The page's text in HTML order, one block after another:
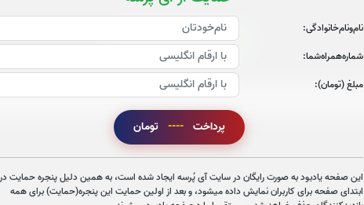
نام‌و‌نام‌خانوادگی:
شماره‌همراه‌شما:
مبلغ (تومان):
پرداخت ---- تومان
این صفحه یادبود به صورت رایگان در سایت آی پُرسه ایجاد شده است، به همین دلیل پنجره حمایت در
ابتدای صفحه برای کاربران نمایش داده میشود، و بعد از اولین حمایت این پنجره(حمایت) برای همه
قرائت سوره الرحمن را تقبل میکنم
صوت سوره الرحمن